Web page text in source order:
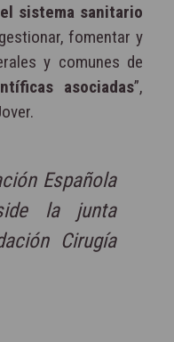
sistema sanitario
fomentar y
y comunes de
asociadas”,
Española
la junta
Cirugía